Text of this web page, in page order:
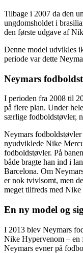
Tilbage i 2007 da den
ungdomsholdet i
den første udgave af
Denne model udvikles
periode var dette
Neymars
I perioden fra 2008 til
på flere plan. Under
særlige fodboldstøvler,
Neymars fodboldstøvler
nyudviklede Nike
fodboldstøvler. På
både bragte han ind i
Barcelona. Om
er nok tvivlsomt, men
meget tilfreds med
En ny model og
I 2013 blev Neymars
Nike Hypervenom – en
Neymars evner på